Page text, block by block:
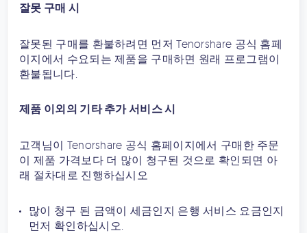
잘못 구매 시
잘못된 구매를 환불하려면 먼저 Tenorshare 공식 홈페
이지에서 수요되는 제품을 구매하면 원래 프로그램이
환불됩니다.
제품 이외의 기타 추가 서비스 시
고객님이 Tenorshare 공식 홈페이지에서 구매한 주문
이 제품 가격보다 더 많이 청구된 것으로 확인되면 아
래 절차대로 진행하십시오
많이 청구 된 금액이 세금인지 은행 서비스 요금인지
먼저 확인하십시오.